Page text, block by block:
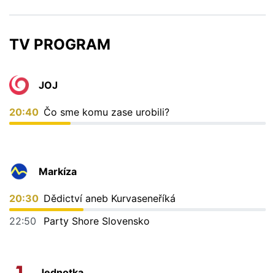
TV PROGRAM
JOJ
20:40 Čo sme komu zase urobili?
Markíza
20:30 Dědictví aneb Kurvaseneříká
22:50
Party Shore Slovensko